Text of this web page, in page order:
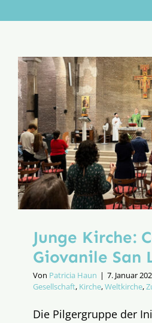
Aktion
Junge Kirche:
Giovanile San
Von Patricia Haun | 7. Januar
Gesellschaft, Kirche,Weltkirche,
Die Pilgergruppe der